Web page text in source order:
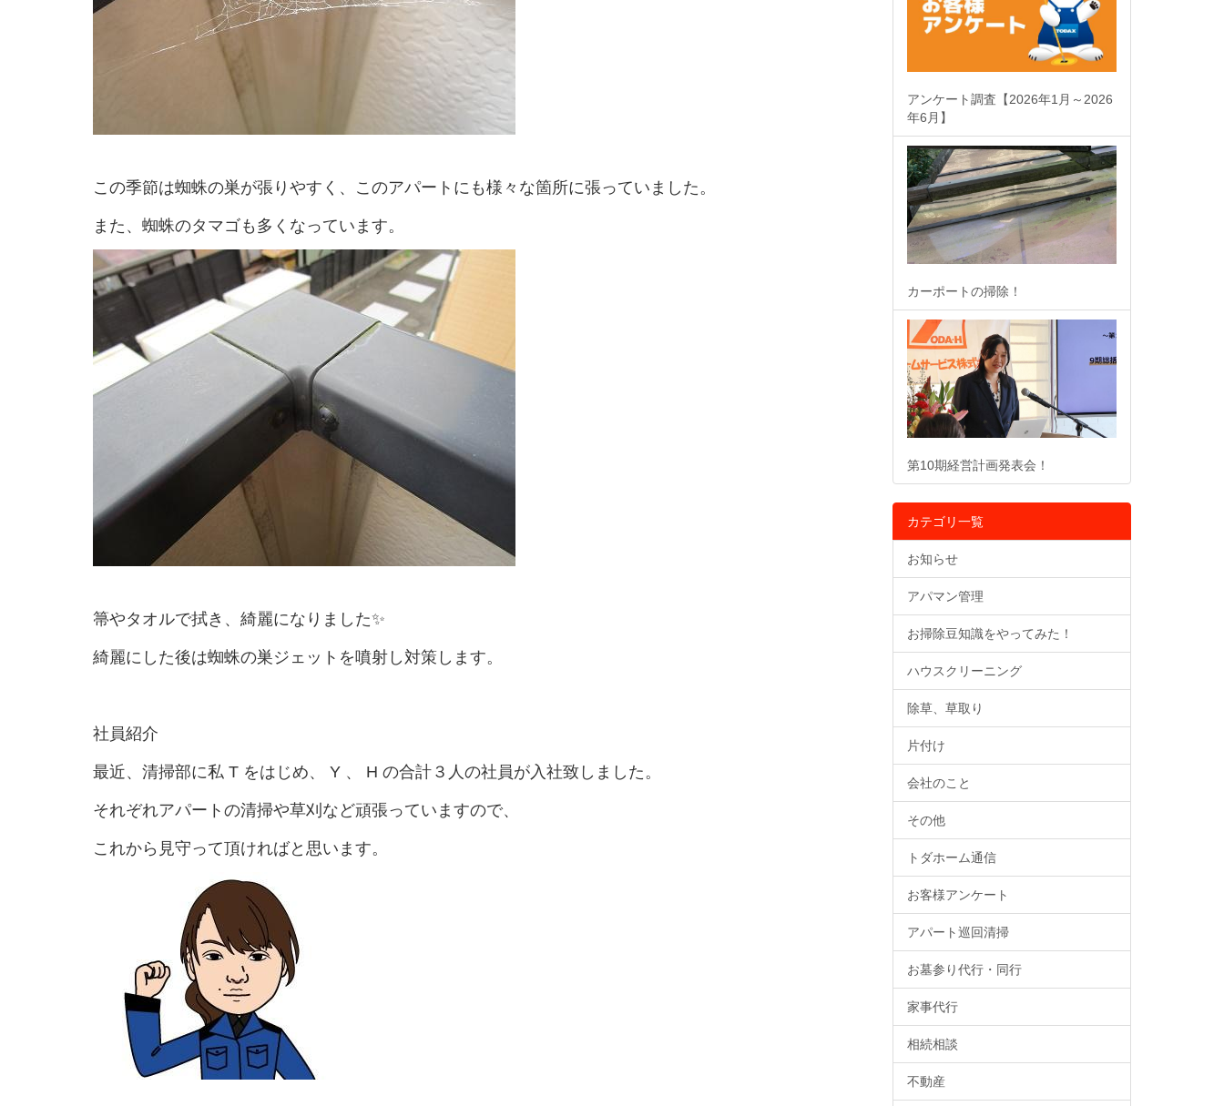
この季節は蜘蛛の巣が張りやすく、このアパートにも様々な箇所に張っていました。
また、蜘蛛のタマゴも多くなっています。
箒やタオルで拭き、綺麗になりました✨
綺麗にした後は蜘蛛の巣ジェットを噴射し対策します。
社員紹介
最近、清掃部に私 T をはじめ、 Y 、 H の合計３人の社員が入社致しました。
それぞれアパートの清掃や草刈など頑張っていますので、
これから見守って頂ければと思います。
アンケート調査【2026年1月～2026
年6月】
カーポートの掃除！
第10期経営計画発表会！
カテゴリ一覧
お知らせ
アパマン管理
お掃除豆知識をやってみた！
ハウスクリーニング
除草、草取り
片付け
会社のこと
その他
トダホーム通信
お客様アンケート
アパート巡回清掃
お墓参り代行・同行
家事代行
相続相談
不動産